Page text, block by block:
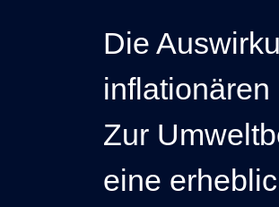
Die
Zur
eine